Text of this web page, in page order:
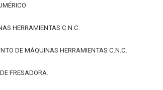
HERRAMIENTAS C.N.C.
DE MÁQUINAS HERRAMIENTAS C.N.C.
FRESADORA.